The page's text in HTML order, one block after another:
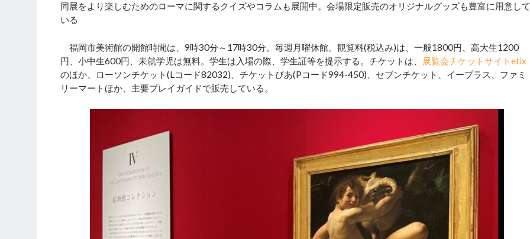
同展をより楽しむためのローマに関するクイズやコラムも展開中。会場限定販売のオリジナルグッズも豊富に用意して
いる
福岡市美術館の開館時間は、9時30分～17時30分。毎週月曜休館。観覧料(税込み)は、一般1800円、高大生1200
円、小中生600円、未就学児は無料。学生は入場の際、学生証等を提示する。チケットは、
展覧会チケットサイトetix
のほか、ローソンチケット(Lコード82032)、チケットぴあ(Pコード994-450)、セブンチケット、イープラス、ファミ
リーマートほか、主要プレイガイドで販売している。